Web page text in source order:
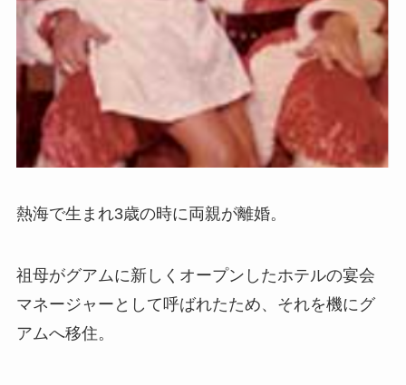
熱海で生まれ3歳の時に両親が離婚。
祖母がグアムに新しくオープンしたホテルの宴会
マネージャーとして呼ばれたため、それを機にグ
アムへ移住。